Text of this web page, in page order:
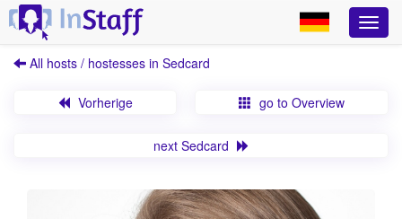
All hosts / hostesses in Sedcard
Vorherige go to Overview
next Sedcard